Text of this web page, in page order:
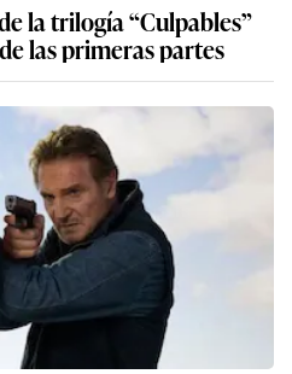
la trilogía “Culpables”
las primeras partes